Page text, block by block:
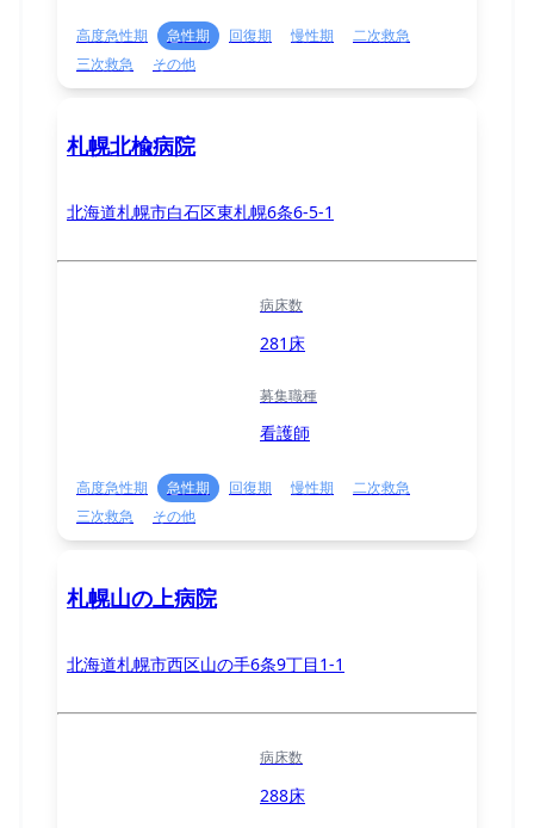
高度急性期 急性期 回復期 慢性期
二次救急
三次救急
その他
札幌北楡病院
北海道札幌市白石区東札幌6条6-5-1
病床数
281床
募集職種
看護師
高度急性期 急性期 回復期 慢性期
二次救急
三次救急
その他
札幌山の上病院
北海道札幌市西区山の手6条9丁目1-1
病床数
288床